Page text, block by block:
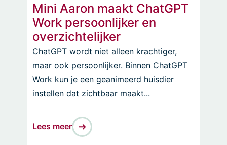
Mini Aaron maakt ChatGPT
Work persoonlijker en
overzichtelijker
ChatGPT wordt niet alleen krachtiger,
maar ook persoonlijker. Binnen ChatGPT
Work kun je een geanimeerd huisdier
instellen dat zichtbaar maakt...
Lees meer